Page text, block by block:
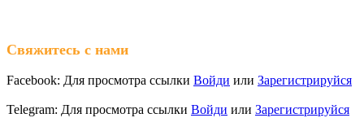
Свяжитесь с нами
Facebook: Для просмотра ссылки Войди или Зарегистрируйся
Telegram: Для просмотра ссылки Войди или Зарегистрируйся